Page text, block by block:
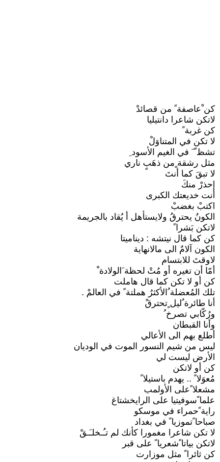
كن ْعاصفة ً من قصائدْ
لاتكن شاعرا دانتيليا
كن غربة ً
لا تكن في المتناوَلْ
تشظ ّ َ في الغيم الأسود ِ
مثل رشقة ٍمن ذهَبٍ ناري
لا تبقَ كما أنتَ
إحذرْ منكَ
أنت خديعتك الكبرى
اكتبْ بغضبْ
الكونُ يحترقُ ولايستأهل أ يُقاد بالجريمة
لاتكن بَشرا ً
كن كما قال نيتشه : ديناميتا
الكون آلامٌ الى مالانهاية
لاوقتَ للابتسام
أمّا أن تغيره أو مُتْ لحظة َالولادة ْ
كن أو لا تكن كما قال هاملت
تلك المُعضلة ُالأكثرُ هملتة ً في العالمْ .
أنا طائرة ُليل ٍتحترقْ
ورُكّابي تصرخ ُ
وأنا القبطان
أطلع بهم الى الأعالي
ليس من شيم النسور الموت في الوديان
الأرض ليست لي
كن أو لاتكن
مُعوَلا ً .. يهدم باستيلا ً
مشعلا ًعلى الأولمب
علما ًسوفيتيا على الرايخشتاغ
راية ًحمراء في موسكو
صباحا ًتموزيا ً في بغداد
لا تكن شاعرا مغمورا كأنك لم تـُـخلـَـقْ
لاتكن بياتا ًشعريا ً على قبر
كن ثائرا ً مثل موزارت